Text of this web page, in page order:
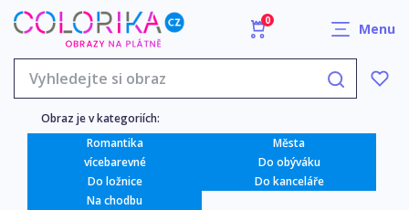
0 Menu
Obraz je v kategoriích:
Romantika
Města
vícebarevné
Do obýváku
Do ložnice
Do kanceláře
Na chodbu